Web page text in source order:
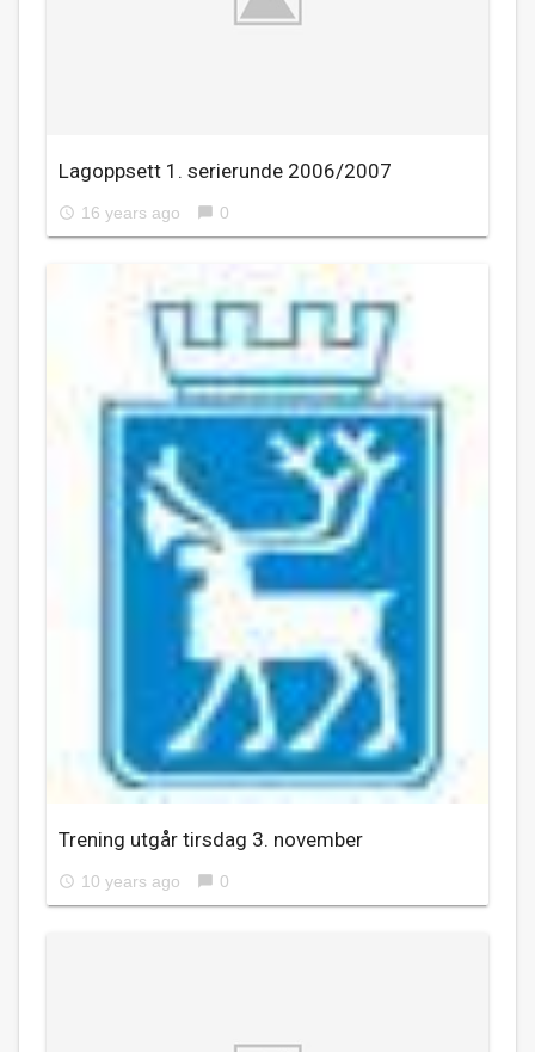
Lagoppsett 1. serierunde 2006/2007
access_time 16 years ago 0
Trening utgår tirsdag 3. november
access_time 10 years ago chat_bubble 0